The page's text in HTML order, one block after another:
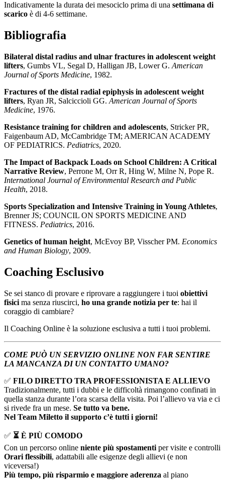
Indicativamente la durata dei mesociclo prima di una settimana di
scarico è di 4-6 settimane.
Bibliografia
Bilateral distal radius and ulnar fractures in adolescent weight
lifters, Gumbs VL, Segal D, Halligan JB, Lower G. American
Journal of Sports Medicine, 1982.
Fractures of the distal radial epiphysis in adolescent weight
lifters, Ryan JR, Salciccioli GG. American Journal of Sports
Medicine, 1976.
Resistance training for children and adolescents, Stricker PR,
Faigenbaum AD, McCambridge TM; AMERICAN ACADEMY
OF PEDIATRICS. Pediatrics, 2020.
The Impact of Backpack Loads on School Children: A Critical
Narrative Review, Perrone M, Orr R, Hing W, Milne N, Pope R.
International Journal of Environmental Research and Public
Health, 2018.
Sports Specialization and Intensive Training in Young Athletes,
Brenner JS; COUNCIL ON SPORTS MEDICINE AND
FITNESS. Pediatrics, 2016.
Genetics of human height, McEvoy BP, Visscher PM. Economics
and Human Biology, 2009.
Coaching Esclusivo
Se sei stanco di provare e riprovare a raggiungere i tuoi obiettivi
fisici ma senza riuscirci, ho una grande notizia per te: hai il
coraggio di cambiare?
Il Coaching Online è la soluzione esclusiva a tutti i tuoi problemi.
COME PUÒ UN SERVIZIO ONLINE NON FAR SENTIRE
LA MANCANZA DI UN CONTATTO UMANO?
✅ FILO DIRETTO TRA PROFESSIONISTA E ALLIEVO
Tradizionalmente, tutti i dubbi e le difficoltà rimangono confinati in
quella stanza durante l’ora scarsa della visita. Poi l’allievo va via e ci
si rivede fra un mese. Se tutto va bene.
Nel Team Miletto il supporto c’è tutti i giorni!
✅ ⏳ È PIÙ COMODO
Con un percorso online niente più spostamenti per visite e controlli
Orari flessibili, adattabili alle esigenze degli allievi (e non
viceversa!)
Più tempo, più risparmio e maggiore aderenza al piano